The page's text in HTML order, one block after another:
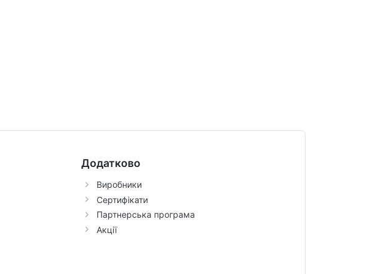
Додатково
Виробники
Сертифікати
Партнерська програма
Акції